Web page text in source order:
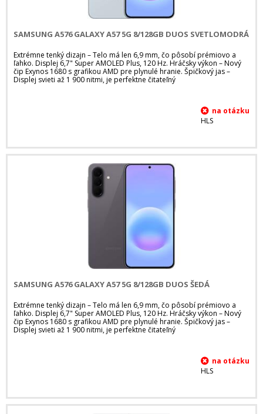
SAMSUNG A576 GALAXY A57 5G 8/128GB DUOS SVETLOMODRÁ
Extrémne tenký dizajn – Telo má len 6,9 mm, čo pôsobí prémiovo a
ľahko. Displej 6,7" Super AMOLED Plus, 120 Hz. Hráčsky výkon – Nový
čip Exynos 1680 s grafikou AMD pre plynulé hranie. Špičkový jas –
Displej svieti až 1 900 nitmi, je perfektne čitateľný
HLS
SAMSUNG A576 GALAXY A57 5G 8/128GB DUOS ŠEDÁ
Extrémne tenký dizajn – Telo má len 6,9 mm, čo pôsobí prémiovo a
ľahko. Displej 6,7" Super AMOLED Plus, 120 Hz. Hráčsky výkon – Nový
čip Exynos 1680 s grafikou AMD pre plynulé hranie. Špičkový jas –
Displej svieti až 1 900 nitmi, je perfektne čitateľný
HLS